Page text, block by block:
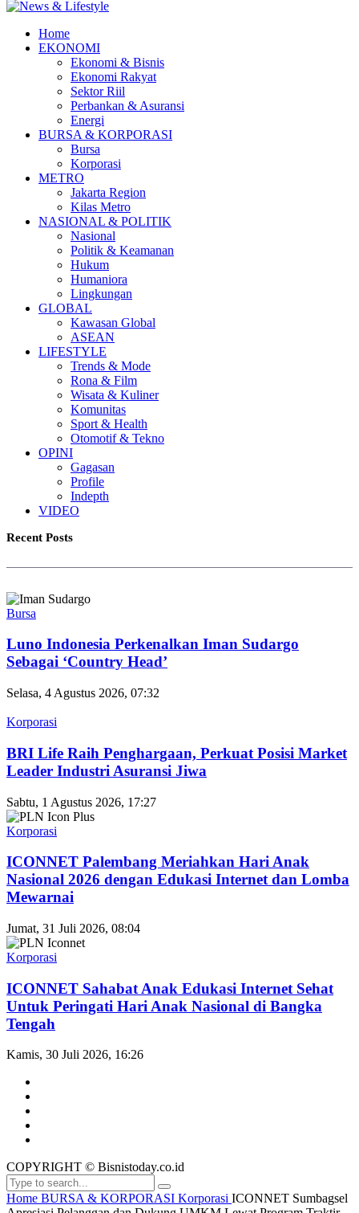
Home
EKONOMI
Ekonomi & Bisnis
Ekonomi Rakyat
Sektor Riil
Perbankan & Asuransi
Energi
BURSA & KORPORASI
Bursa
Korporasi
METRO
Jakarta Region
Kilas Metro
NASIONAL & POLITIK
Nasional
Politik & Keamanan
Hukum
Humaniora
Lingkungan
GLOBAL
Kawasan Global
ASEAN
LIFESTYLE
Trends & Mode
Rona & Film
Wisata & Kuliner
Komunitas
Sport & Health
Otomotif & Tekno
OPINI
Gagasan
Profile
Indepth
VIDEO
Recent Posts
Bursa
Luno Indonesia Perkenalkan Iman Sudargo
Sebagai ‘Country Head’
Selasa, 4 Agustus 2026, 07:32
Korporasi
BRI Life Raih Penghargaan, Perkuat Posisi Market
Leader Industri Asuransi Jiwa
Sabtu, 1 Agustus 2026, 17:27
Korporasi
ICONNET Palembang Meriahkan Hari Anak
Nasional 2026 dengan Edukasi Internet dan Lomba
Mewarnai
Jumat, 31 Juli 2026, 08:04
Korporasi
ICONNET Sahabat Anak Edukasi Internet Sehat
Untuk Peringati Hari Anak Nasional di Bangka
Tengah
Kamis, 30 Juli 2026, 16:26
COPYRIGHT © Bisnistoday.co.id
Home BURSA & KORPORASI Korporasi ICONNET Sumbagsel